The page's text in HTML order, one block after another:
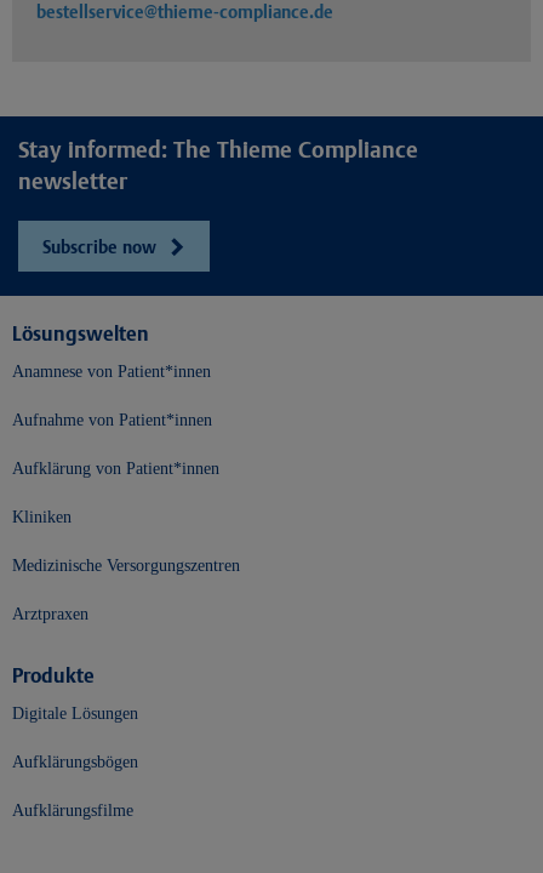
bestellservice@thieme-compliance.de
Stay informed: The Thieme Compliance
newsletter
Subscribe now
Lösungswelten
Anamnese von Patient*innen
Aufnahme von Patient*innen
Aufklärung von Patient*innen
Kliniken
Medizinische Versorgungszentren
Arztpraxen
Produkte
Digitale Lösungen
Aufklärungsbögen
Aufklärungsfilme